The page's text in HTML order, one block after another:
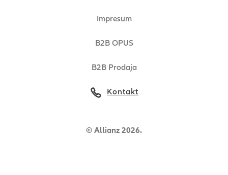
Impresum
B2B OPUS
B2B Prodaja
© Allianz 2026.
Kontakt